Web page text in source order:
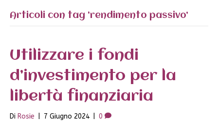
Articoli con tag ‘rendimento passivo’
Utilizzare i fondi
d’investimento per la
libertà finanziaria
Di Rosie 7 Giugno 2024 0